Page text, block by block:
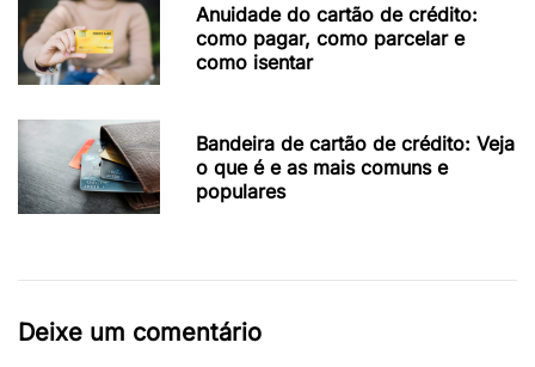
Anuidade do cartão de crédito:
como pagar, como parcelar e
como isentar
Bandeira de cartão de crédito: Veja
o que é e as mais comuns e
populares
Deixe um comentário